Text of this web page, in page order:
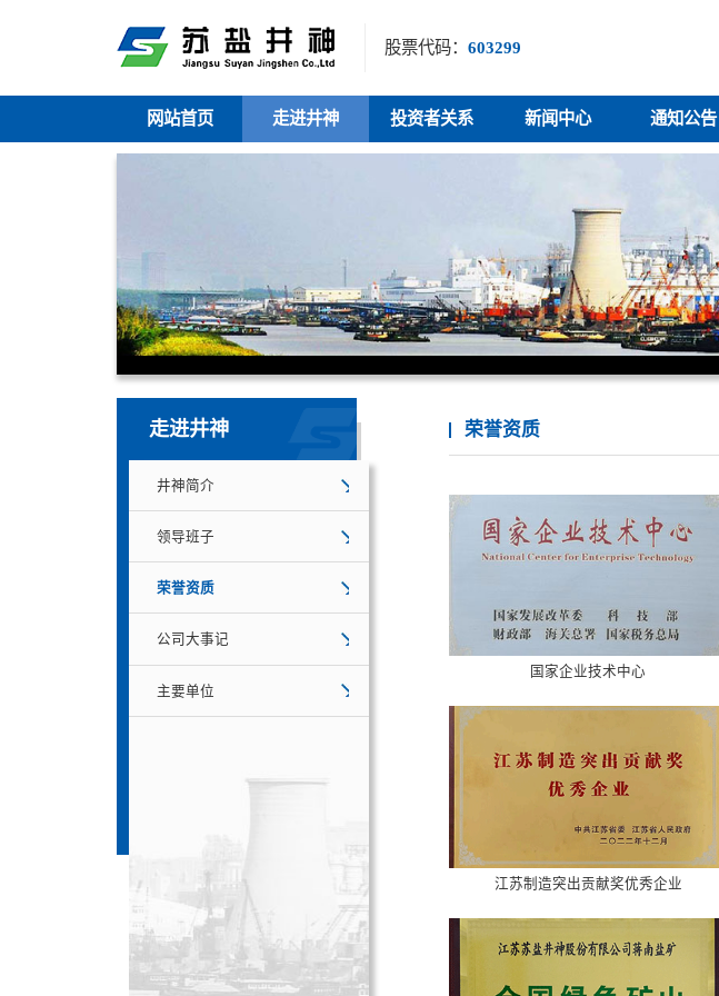
股票代码：603299
网站首页 走进井神 投资者关系 新闻中心 通知公告
走进井神
井神简介
领导班子
荣誉资质
公司大事记
主要单位
荣誉资质
国家企业技术中心
江苏制造突出贡献奖优秀企业